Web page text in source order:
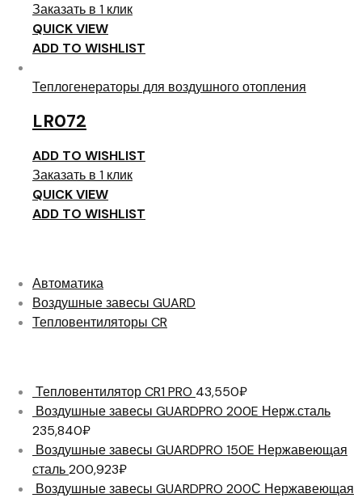
Заказать в 1 клик
QUICK VIEW
ADD TO WISHLIST
Теплогенераторы для воздушного отопления
LR072
ADD TO WISHLIST
Заказать в 1 клик
QUICK VIEW
ADD TO WISHLIST
Автоматика
Воздушные завесы GUARD
Тепловентиляторы CR
Тепловентилятор CR1 PRO 43,550₽
Воздушные завесы GUARDPRO 200E Нерж.сталь
235,840₽
Воздушные завесы GUARDPRO 150E Нержавеющая
сталь200,923₽
Воздушные завесы GUARDPRO 200С Нержавеющая